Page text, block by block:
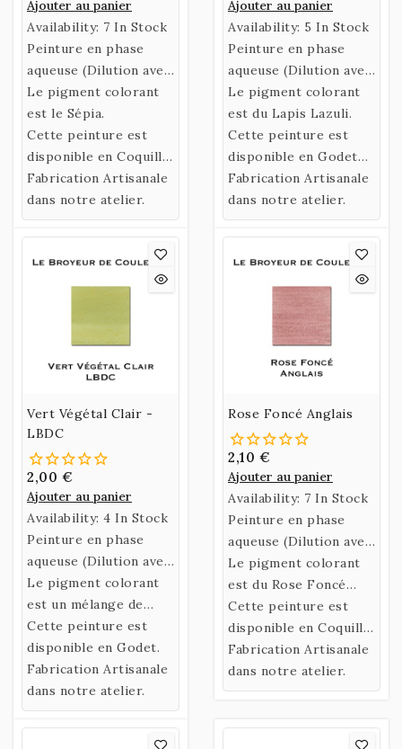
Ajouter au panier
Availability: 7 In Stock
Peinture en phase
aqueuse (Dilution avec
de l’eau)
confectionnée selon
une recette historique
utilisant un liant
naturel fabriqué à
partir de Gomme
Arabique et d’Eau de
Miel.
Le pigment colorant
est le Sépia.
Cette peinture est
disponible en Coquille
ou en Godet.
Fabrication Artisanale
dans notre atelier.
Ajouter au panier
Availability: 5 In Stock
Peinture en phase
aqueuse (Dilution avec
de l’eau)
confectionnée selon
une recette historique
utilisant un liant
naturel fabriqué à
partir de Gomme
Arabique et d’Eau de
Miel.
Le pigment colorant
est du Lapis Lazuli.
Cette peinture est
disponible en Godet
uniquement
Fabrication Artisanale
dans notre atelier.
Vert Végétal Clair -
LBDC
2,00 €
Ajouter au panier
Availability: 4 In Stock
Peinture en phase
aqueuse (Dilution avec
de l’eau)
confectionnée selon
une recette historique
utilisant un liant
naturel fabriqué à
partir de Gomme
Arabique et d’Eau de
Miel.
Le pigment colorant
est un mélange de
Végétaux.
Cette peinture est
disponible en Godet.
Fabrication Artisanale
dans notre atelier.
Rose Foncé Anglais
2,10 €
Ajouter au panier
Availability: 7 In Stock
Peinture en phase
aqueuse (Dilution avec
de l’eau)
confectionnée selon
une recette historique
utilisant un liant
naturel fabriqué à
partir de Gomme
Arabique et d’Eau de
Le pigment colorant
est du Rose Foncé
Anglais.
Cette peinture est
disponible en Coquille
ou en Godet.
Fabrication Artisanale
dans notre atelier.